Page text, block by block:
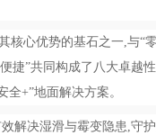
核心优势的基石之一,与“
捷”共同构成了八大卓越
+”地面解决方案。
解决湿滑与霉变隐患,守